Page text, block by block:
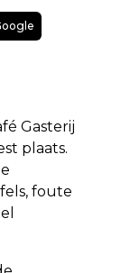
Gasterij
plaats.
foute